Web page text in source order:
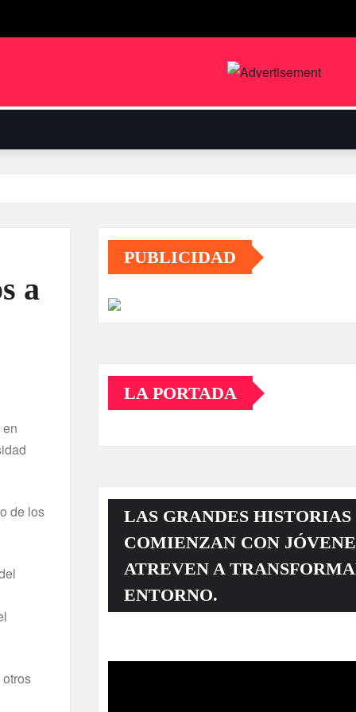
a
de los
PUBLICIDAD
LA PORTADA
LAS GRANDES HISTORIAS
COMIENZAN CON
ATREVEN A
ENTORNO.